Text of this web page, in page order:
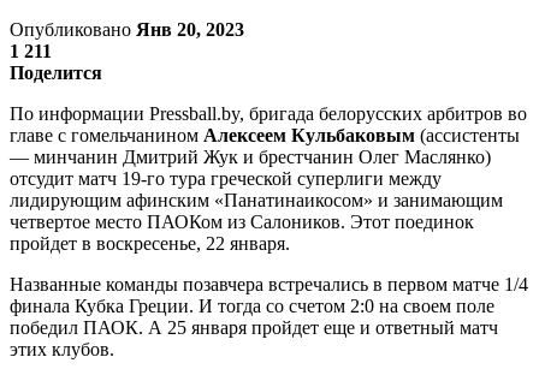
Опубликовано Янв 20, 2023
1 211
Поделится
По информации Pressball.by, бригада белорусских арбитров во
главе с гомельчанином Алексеем Кульбаковым (ассистенты
— минчанин Дмитрий Жук и брестчанин Олег Маслянко)
отсудит матч 19-го тура греческой суперлиги между
лидирующим афинским «Панатинаикосом» и занимающим
четвертое место ПАОКом из Салоников. Этот поединок
пройдет в воскресенье, 22 января.
Названные команды позавчера встречались в первом матче 1/4
финала Кубка Греции. И тогда со счетом 2:0 на своем поле
победил ПАОК. А 25 января пройдет еще и ответный матч
этих клубов.